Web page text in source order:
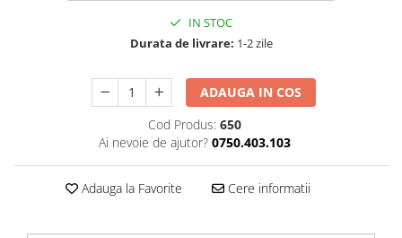
Lănțișoare cu Semilună
Lănțișoare cu Animale
Lănțișoare cu Molecule
Lănțișoare cu Pietre Naturale
Lănțișoare Argint Diverse
COLIERE CU PERLE
Coliere cu Perle Preciosa
IN STOC
Durata de livrare: 1-2 zile
ADAUGA IN COS
Cod Produs: 650
Ai nevoie de ajutor? 0750.403.103
Adauga la Favorite Cere informatii